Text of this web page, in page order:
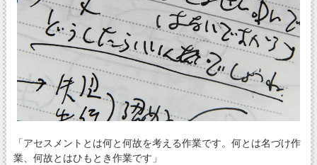
「アセスメントとは何と何故を考える作業です。何とは名づけ作
業、何故とはひもとき作業です」